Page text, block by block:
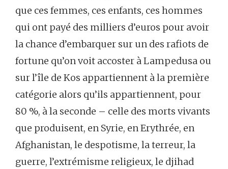
que ces femmes, ces enfants, ces hommes
qui ont payé des milliers d’euros pour avoir
la chance d’embarquer sur un des rafiots de
fortune qu’on voit accoster à Lampedusa ou
sur l’île de Kos appartiennent à la première
catégorie alors qu’ils appartiennent, pour
80 %, à la seconde – celle des morts vivants
que produisent, en Syrie, en Erythrée, en
Afghanistan, le despotisme, la terreur, la
guerre, l’extrémisme religieux, le djihad